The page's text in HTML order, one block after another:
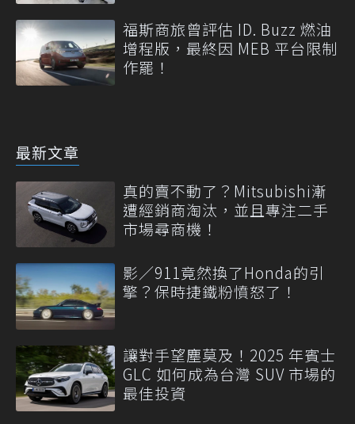
福斯商旅曾評估 ID. Buzz 燃油
增程版，最終因 MEB 平台限制
作罷！
最新文章
真的賣不動了？Mitsubishi漸
遭經銷商淘汰，並且專注二手
市場尋商機！
影／911竟然換了Honda的引
擎？保時捷鐵粉憤怒了！
讓對手望塵莫及！2025 年賓士
GLC 如何成為台灣 SUV 市場的
最佳投資